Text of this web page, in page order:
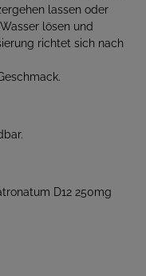
lassen oder
lösen und
richtet sich nach
D12 250mg